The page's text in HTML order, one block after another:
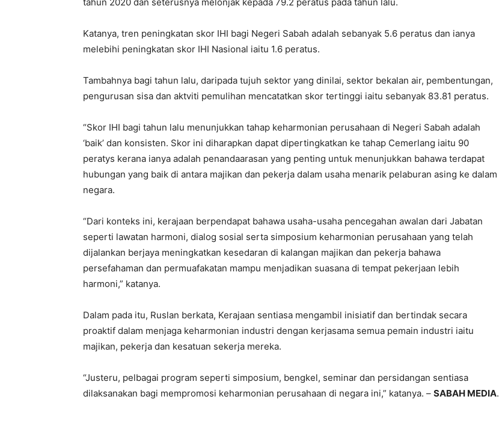
Katanya, tren peningkatan skor IHI bagi Negeri Sabah adalah sebanyak 5.6 peratus dan ianya
melebihi peningkatan skor IHI Nasional iaitu 1.6 peratus.
Tambahnya bagi tahun lalu, daripada tujuh sektor yang dinilai, sektor bekalan air, pembentungan,
pengurusan sisa dan aktviti pemulihan mencatatkan skor tertinggi iaitu sebanyak 83.81 peratus.
“Skor IHI bagi tahun lalu menunjukkan tahap keharmonian perusahaan di Negeri Sabah adalah
‘baik’ dan konsisten. Skor ini diharapkan dapat dipertingkatkan ke tahap Cemerlang iaitu 90
peratys kerana ianya adalah penandaarasan yang penting untuk menunjukkan bahawa terdapat
hubungan yang baik di antara majikan dan pekerja dalam usaha menarik pelaburan asing ke dalam
negara.
“Dari konteks ini, kerajaan berpendapat bahawa usaha-usaha pencegahan awalan dari Jabatan
seperti lawatan harmoni, dialog sosial serta simposium keharmonian perusahaan yang telah
dijalankan berjaya meningkatkan kesedaran di kalangan majikan dan pekerja bahawa
persefahaman dan permuafakatan mampu menjadikan suasana di tempat pekerjaan lebih
harmoni,” katanya.
Dalam pada itu, Ruslan berkata, Kerajaan sentiasa mengambil inisiatif dan bertindak secara
proaktif dalam menjaga keharmonian industri dengan kerjasama semua pemain industri iaitu
majikan, pekerja dan kesatuan sekerja mereka.
“Justeru, pelbagai program seperti simposium, bengkel, seminar dan persidangan sentiasa
dilaksanakan bagi mempromosi keharmonian perusahaan di negara ini,” katanya. – SABAH MEDIA.